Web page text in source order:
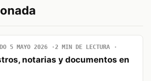
5 MAYO 2026 2 MIN DE LECTURA
notarias y documentos en